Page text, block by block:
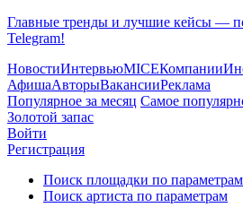
Главные тренды и лучшие кейсы —
Telegram!
НовостиИнтервьюMICEКомпании
АфишаАвторыВакансииРеклама
Популярное за месяц Самое
Золотой запас
Войти
Регистрация
Поиск площадки по параметрам
Поиск артиста по параметрам